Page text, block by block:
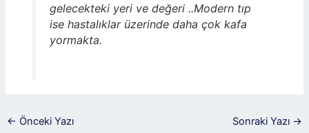
gelecekteki yeri ve değeri ..Modern tıp
ise hastalıklar üzerinde daha çok kafa
yormakta.
← Önceki Yazı Sonraki Yazı →